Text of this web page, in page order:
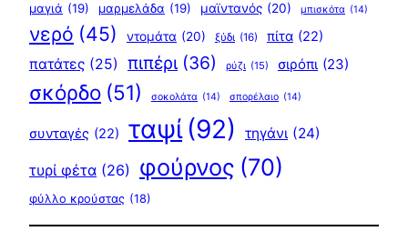
μαγιά (19) μαρμελάδα (19) μαϊντανός (20) μπισκότα (14)
νερό (45) ντομάτα (20) ξύδι (16) πίτα (22)
πατάτες (25) πιπέρι (36) ρύζι (15) σιρόπι (23)
σκόρδο (51) σοκολάτα (14) σπορέλαιο (14)
συνταγές (22) ταψί (92) τηγάνι (24)
τυρί φέτα (26) φούρνος (70)
φύλλο κρούστας (18)